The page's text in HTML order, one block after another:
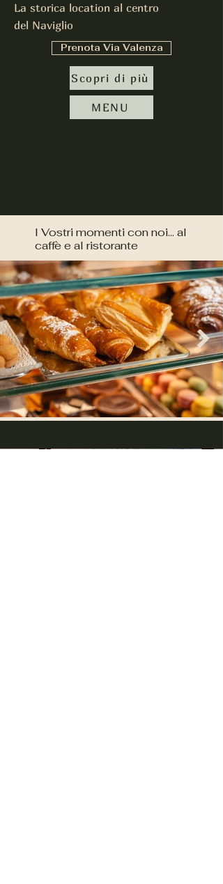
La storica location al centro
del Naviglio
Prenota Via Valenza
Scopri di più
MENU
I Vostri momenti con noi... al
caffè e al ristorante